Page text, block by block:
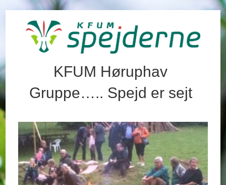
KFUM Høruphav
Gruppe….. Spejd er sejt